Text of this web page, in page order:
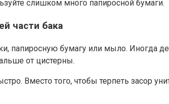
слишком много папиросной бумаги.
части бака
папиросную бумагу или мыло. Иногда
от цистерны.
Вместо того, чтобы терпеть засор